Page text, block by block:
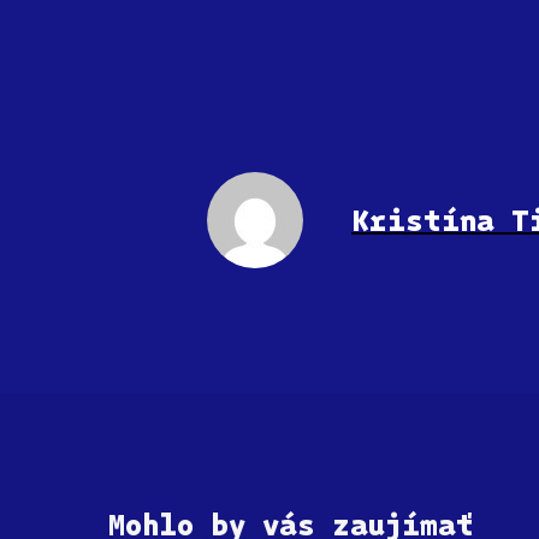
Kristína
Mohlo by vás zaujímať